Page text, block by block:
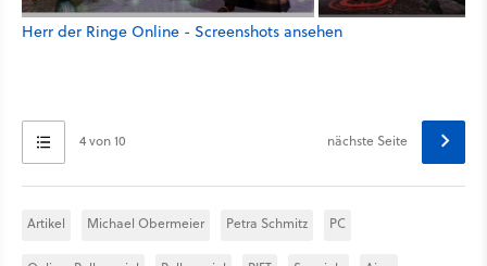
Herr der Ringe Online - Screenshots ansehen
4 von 10 nächste Seite
Artikel Michael Obermeier Petra Schmitz PC